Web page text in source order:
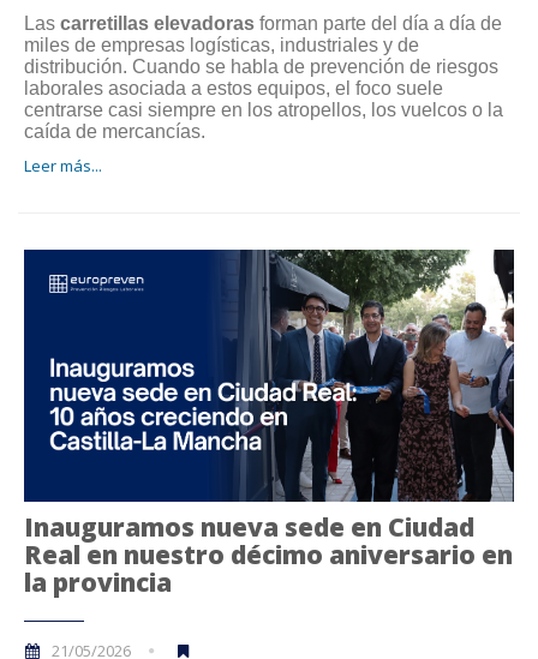
Las carretillas elevadoras forman parte del día a día de
miles de empresas logísticas, industriales y de
distribución. Cuando se habla de prevención de riesgos
laborales asociada a estos equipos, el foco suele
centrarse casi siempre en los atropellos, los vuelcos o la
caída de mercancías.
Leer más...
Inauguramos nueva sede en Ciudad
Real en nuestro décimo aniversario en
la provincia
21/05/2026